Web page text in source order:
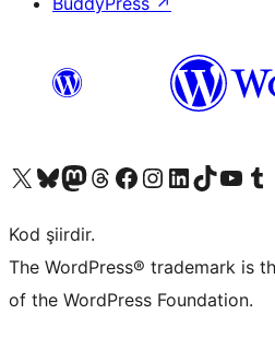
X (eski Twitter) hesabımıza bakın
Bluesky hesabımızı ziyaret edinMastodon hesabımızı ziyaret edinThreads hesabımızı ziyaret edinFacebook sayfamızı ziyaret edinInstagram hesabımızı ziyaret edinLinkedIn hesabımızı ziyaret edinTikTok hesabımızı ziyaret edinYouTube kanalımızı ziyaret edin
Tumblr
Kod şiirdir.
The WordPress® trademark is
of the WordPress Foundation.